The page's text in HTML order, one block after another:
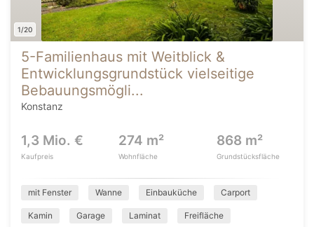
1/20
5-Familienhaus mit Weitblick &
Entwicklungsgrundstück vielseitige
Bebauungsmögli...
Konstanz
1,3 Mio. €
Kaufpreis
274 m²
Wohnfläche
868 m²
Grundstücksfläche
mit Fenster Wanne Einbauküche Carport
Kamin Garage Laminat Freifläche